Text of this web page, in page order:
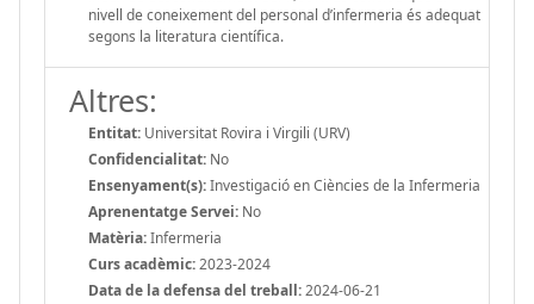
nivell de coneixement del personal d’infermeria és adequat
segons la literatura científica.
Altres:
Entitat: Universitat Rovira i Virgili (URV)
Confidencialitat: No
Ensenyament(s):Investigació en Ciències de la Infermeria
Aprenentatge Servei: No
Matèria:Infermeria
Curs acadèmic:2023-2024
Data de la defensa del treball:2024-06-21